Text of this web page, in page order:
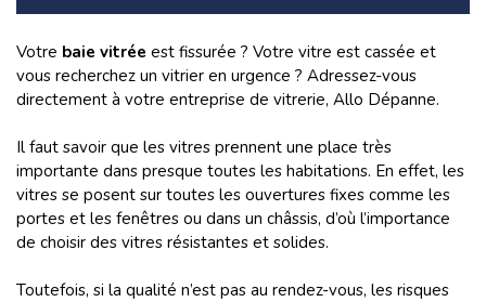
Votre baie vitrée est fissurée ? Votre vitre est cassée et
vous recherchez un vitrier en urgence ? Adressez-vous
directement à votre entreprise de vitrerie, Allo Dépanne.
Il faut savoir que les vitres prennent une place très
importante dans presque toutes les habitations. En effet, les
vitres se posent sur toutes les ouvertures fixes comme les
portes et les fenêtres ou dans un châssis, d’où l’importance
de choisir des vitres résistantes et solides.
Toutefois, si la qualité n’est pas au rendez-vous, les risques